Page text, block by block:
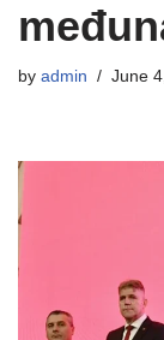
by admin June